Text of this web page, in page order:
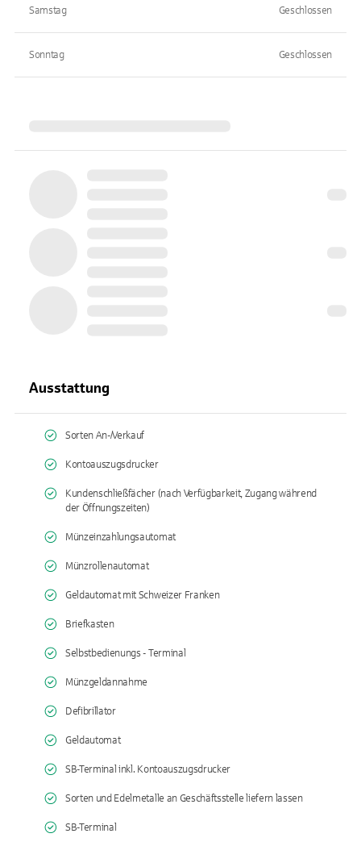
Samstag Geschlossen
Sonntag Geschlossen
Ausstattung
Sorten An-/Verkauf
Kontoauszugsdrucker
Kundenschließfächer (nach Verfügbarkeit, Zugang während
der Öffnungszeiten)
Münzeinzahlungsautomat
Münzrollenautomat
Geldautomat mit Schweizer Franken
Briefkasten
Selbstbedienungs - Terminal
Münzgeldannahme
Defibrillator
Geldautomat
SB-Terminal inkl. Kontoauszugsdrucker
Sorten und Edelmetalle an Geschäftsstelle liefern lassen
SB-Terminal